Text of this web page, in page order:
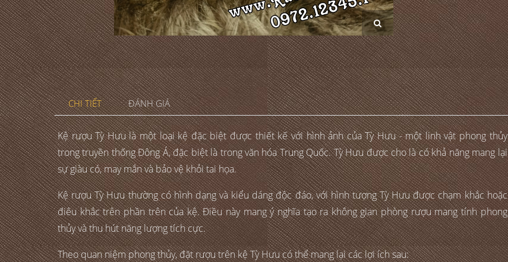
CHI TIẾT ĐÁNH GIÁ
Kệ rượu Tỳ Hưu là một loại kệ đặc biệt được thiết kế với hình ảnh của Tỳ Hưu - một linh vật phong thủy
trong truyền thống Đông Á, đặc biệt là trong văn hóa Trung Quốc. Tỳ Hưu được cho là có khả năng mang lại
sự giàu có, may mắn và bảo vệ khỏi tai họa.
Kệ rượu Tỳ Hưu thường có hình dạng và kiểu dáng độc đáo, với hình tượng Tỳ Hưu được chạm khắc hoặc
điêu khắc trên phần trên của kệ. Điều này mang ý nghĩa tạo ra không gian phòng rượu mang tính phong
thủy và thu hút năng lượng tích cực.
Theo quan niệm phong thủy, đặt rượu trên kệ Tỳ Hưu có thể mang lại các lợi ích sau: